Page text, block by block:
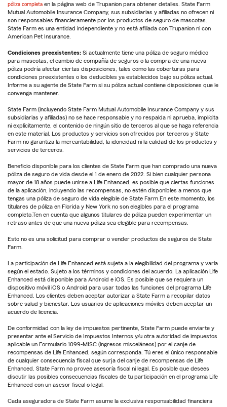
póliza completa en la página web de Trupanion para obtener detalles. State Farm
Mutual Automobile Insurance Company, sus subsidiarias y afiliadas no ofrecen ni
son responsables financieramente por los productos de seguro de mascotas.
State Farm es una entidad independiente y no está afiliada con Trupanion ni con
American Pet Insurance.
Condiciones preexistentes: Si actualmente tiene una póliza de seguro médico
para mascotas, el cambio de compañía de seguros o la compra de una nueva
póliza podría afectar ciertas disposiciones, tales como las coberturas para
condiciones preexistentes o los deducibles ya establecidos bajo su póliza actual.
Informe a su agente de State Farm si su póliza actual contiene disposiciones que le
convenga mantener.
State Farm (incluyendo State Farm Mutual Automobile Insurance Company y sus
subsidiarias y afiliadas) no se hace responsable y no respalda ni aprueba, implícita
ni explícitamente, el contenido de ningún sitio de terceros al que se haga referencia
en este material. Los productos y servicios son ofrecidos por terceros y State
Farm no garantiza la mercantabilidad, la idoneidad ni la calidad de los productos y
servicios de terceros.
Beneficio disponible para los clientes de State Farm que han comprado una nueva
póliza de seguro de vida desde el 1 de enero de 2022. Si bien cualquier persona
mayor de 18 años puede unirse a Life Enhanced, es posible que ciertas funciones
de la aplicación, incluyendo las recompensas, no estén disponibles a menos que
tengas una póliza de seguro de vida elegible de State Farm.En este momento, los
titulares de póliza en Florida y New York no son elegibles para el programa
completo.Ten en cuenta que algunos titulares de póliza pueden experimentar un
retraso antes de que una nueva póliza sea elegible para recompensas.
Esto no es una solicitud para comprar o vender productos de seguros de State
Farm.
La participación de Life Enhanced está sujeta a la elegibilidad del programa y varía
según el estado. Sujeto a los términos y condiciones del acuerdo. La aplicación Life
Enhanced está disponible para Android e iOS. Es posible que se requiera un
dispositivo móvil iOS o Android para usar todas las funciones del programa Life
Enhanced. Los clientes deben aceptar autorizar a State Farm a recopilar datos
sobre salud y bienestar. Los usuarios de aplicaciones móviles deben aceptar un
acuerdo de licencia.
De conformidad con la ley de impuestos pertinente, State Farm puede enviarte y
presentar ante el Servicio de Impuestos Internos y/u otra autoridad de impuestos
aplicable un Formulario 1099-MISC (ingresos misceláneos) por el canje de
recompensas de Life Enhanced, según corresponda. Tú eres el único responsable
de cualquier consecuencia fiscal que surja del canje de recompensas de Life
Enhanced. State Farm no provee asesoría fiscal ni legal. Es posible que desees
discutir las posibles consecuencias fiscales de tu participación en el programa Life
Enhanced con un asesor fiscal o legal.
Cada aseguradora de State Farm asume la exclusiva responsabilidad financiera